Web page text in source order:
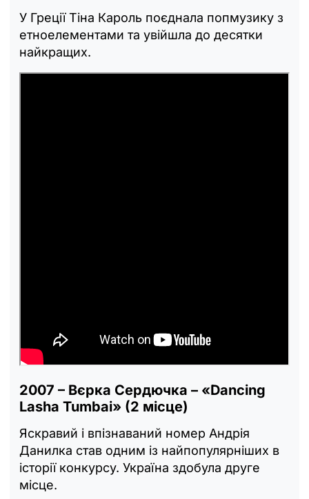
У Греції Тіна Кароль поєднала попмузику з
етноелементами та увійшла до десятки
найкращих.
2007 – Вєрка Сердючка – «Dancing
Lasha Tumbai» (2 місце)
Яскравий і впізнаваний номер Андрія
Данилка став одним із найпопулярніших в
історії конкурсу. Україна здобула друге
місце.